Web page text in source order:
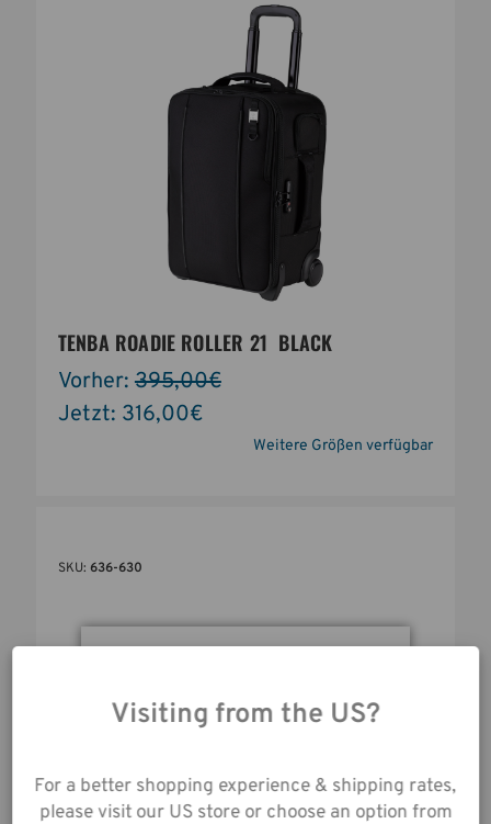
TENBA ROADIE ROLLER 21  BLACK
Vorher: 395,00€
Jetzt: 316,00€
Weitere Größen verfügbar
SKU: 636-630
unserer Website
stimmen Sie der
unserer
Datenschutzrichtlinie
Visiting from the US?
For a better shopping experience & shipping rates,
please visit our US store or choose an option from